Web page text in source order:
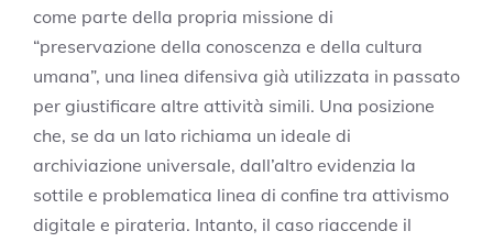
come parte della propria missione di
“preservazione della conoscenza e della cultura
umana”, una linea difensiva già utilizzata in passato
per giustificare altre attività simili. Una posizione
che, se da un lato richiama un ideale di
archiviazione universale, dall’altro evidenzia la
sottile e problematica linea di confine tra attivismo
digitale e pirateria. Intanto, il caso riaccende il